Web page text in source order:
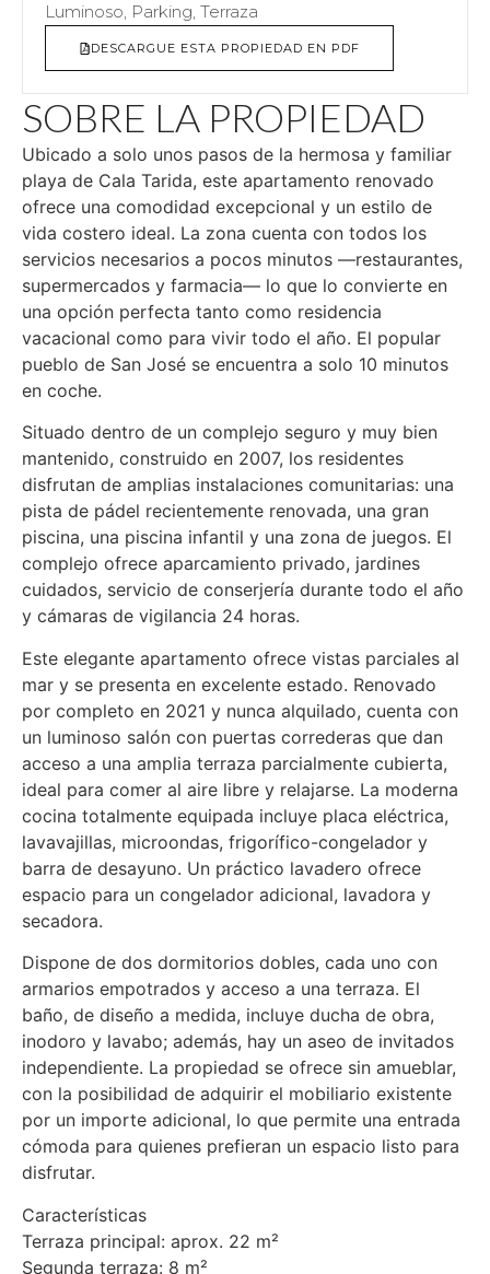
Luminoso, Parking, Terraza
DESCARGUE ESTA PROPIEDAD EN PDF
SOBRE LA PROPIEDAD
Ubicado a solo unos pasos de la hermosa y familiar
playa de Cala Tarida, este apartamento renovado
ofrece una comodidad excepcional y un estilo de
vida costero ideal. La zona cuenta con todos los
servicios necesarios a pocos minutos —restaurantes,
supermercados y farmacia— lo que lo convierte en
una opción perfecta tanto como residencia
vacacional como para vivir todo el año. El popular
pueblo de San José se encuentra a solo 10 minutos
en coche.
Situado dentro de un complejo seguro y muy bien
mantenido, construido en 2007, los residentes
disfrutan de amplias instalaciones comunitarias: una
pista de pádel recientemente renovada, una gran
piscina, una piscina infantil y una zona de juegos. El
complejo ofrece aparcamiento privado, jardines
cuidados, servicio de conserjería durante todo el año
y cámaras de vigilancia 24 horas.
Este elegante apartamento ofrece vistas parciales al
mar y se presenta en excelente estado. Renovado
por completo en 2021 y nunca alquilado, cuenta con
un luminoso salón con puertas correderas que dan
acceso a una amplia terraza parcialmente cubierta,
ideal para comer al aire libre y relajarse. La moderna
cocina totalmente equipada incluye placa eléctrica,
lavavajillas, microondas, frigorífico-congelador y
barra de desayuno. Un práctico lavadero ofrece
espacio para un congelador adicional, lavadora y
secadora.
Dispone de dos dormitorios dobles, cada uno con
armarios empotrados y acceso a una terraza. El
baño, de diseño a medida, incluye ducha de obra,
inodoro y lavabo; además, hay un aseo de invitados
independiente. La propiedad se ofrece sin amueblar,
con la posibilidad de adquirir el mobiliario existente
por un importe adicional, lo que permite una entrada
cómoda para quienes prefieran un espacio listo para
disfrutar.
Características
Terraza principal: aprox. 22 m²
Segunda terraza: 8 m²